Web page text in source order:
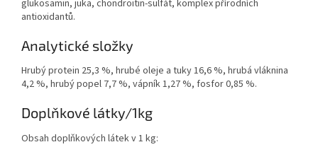
glukosamin, juka, chondroitin-sulfát, komplex přírodních
antioxidantů.
Analytické složky
Hrubý protein 25,3 %, hrubé oleje a tuky 16,6 %, hrubá vláknina
4,2 %, hrubý popel 7,7 %, vápník 1,27 %, fosfor 0,85 %.
Doplňkové látky/1kg
Obsah doplňkových látek v 1 kg: